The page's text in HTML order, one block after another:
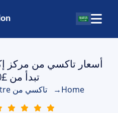
أسعار تاكسي من مركز
تبدأ من £117.00
Home
→ تاكسي من Excel Centre إلى جاتويك